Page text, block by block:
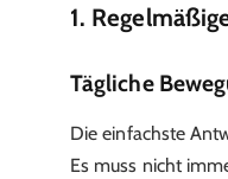
1.
Tägliche
Die einfachste
Es muss nicht